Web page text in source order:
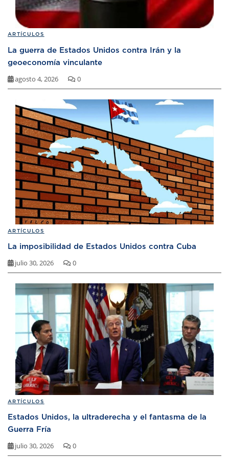
ARTÍCULOS
La guerra de Estados Unidos contra Irán y la
geoeconomía vinculante
agosto 4, 2026 0
ARTÍCULOS
La imposibilidad de Estados Unidos contra Cuba
julio 30, 2026 0
ARTÍCULOS
Estados Unidos, la ultraderecha y el fantasma de la
Guerra Fría
julio 30, 2026 0